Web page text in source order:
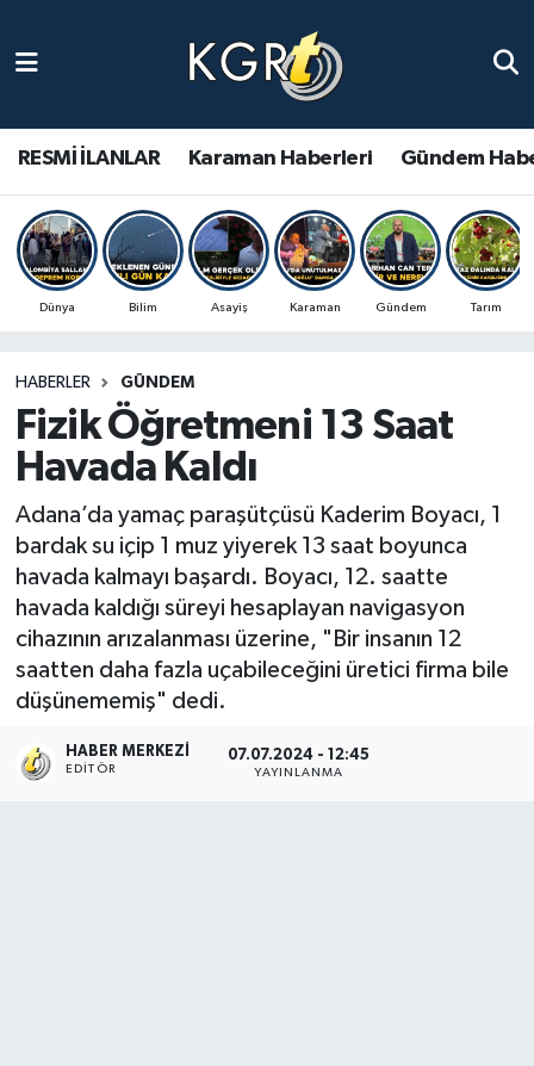
RESMİ İLANLAR Karaman Haberleri Gündem
Dünya Bilim Asayiş Karaman Gündem Tarım
HABERLER GÜNDEM
Fizik Öğretmeni 13 Saat
Havada Kaldı
Adana’da yamaç paraşütçüsü Kaderim Boyacı, 1
bardak su içip 1 muz yiyerek 13 saat boyunca
havada kalmayı başardı. Boyacı, 12. saatte
havada kaldığı süreyi hesaplayan navigasyon
cihazının arızalanması üzerine, "Bir insanın 12
saatten daha fazla uçabileceğini üretici firma bile
düşünememiş" dedi.
HABER MERKEZI
EDITÖR
07.07.2024 - 12:45
YAYINLANMA
Gündem Haberleri
Güncel Haberler
Spor Haberleri
Ulusal Haberler
Vefat Edenler